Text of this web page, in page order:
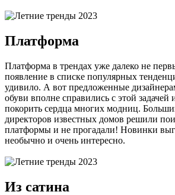
Платформа
Платформа в трендах уже далеко не
появление в списке популярных
удивило. А вот предложенные
обуви вполне справились с этой задачей
покорить сердца многих модниц.
директоров известных домов решили
платформы и не прогадали! Новинки
необычно и очень интересно.
Из сатина